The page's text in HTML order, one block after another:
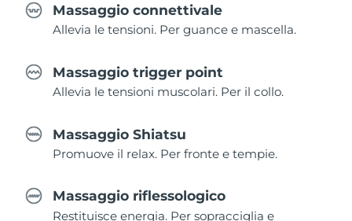
Massaggio connettivale
Allevia le tensioni. Per guance e mascella.
Massaggio trigger point
Allevia le tensioni muscolari. Per il collo.
Massaggio Shiatsu
Promuove il relax. Per fronte e tempie.
Massaggio riflessologico
Restituisce energia. Per sopracciglia e